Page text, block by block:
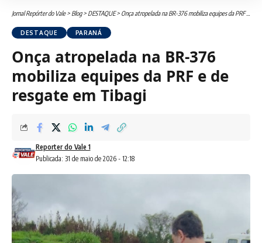
Jornal Repórter do Vale> Blog> DESTAQUE> Onça atropelada na BR-376 mobiliza equipes da PRF e de resgate em Tibagi
DESTAQUE PARANÁ
Onça atropelada na BR-376
mobiliza equipes da PRF e de
resgate em Tibagi
Publicada: 31 de maio de 2026 - 12:18
Reporter do Vale 1